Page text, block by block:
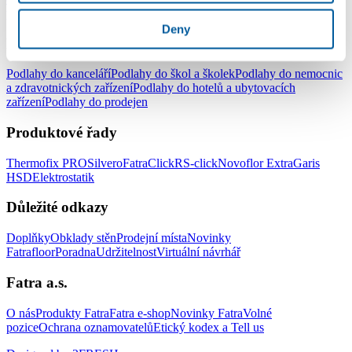
Deny
pracovnyPodlahy do dětského pokoje
Podlahy pro komerční užití
Podlahy do kanceláříPodlahy do škol a školekPodlahy do nemocnic
a zdravotnických zařízeníPodlahy do hotelů a ubytovacích
zařízeníPodlahy do prodejen
Produktové řady
Thermofix PROSilveroFatraClickRS-clickNovoflor ExtraGaris
HSDElektrostatik
Důležité odkazy
DoplňkyObklady stěnProdejní místaNovinky
FatrafloorPoradnaUdržitelnostVirtuální návrhář
Fatra a.s.
O násProdukty FatraFatra e-shopNovinky FatraVolné
poziceOchrana oznamovatelůEtický kodex a Tell us